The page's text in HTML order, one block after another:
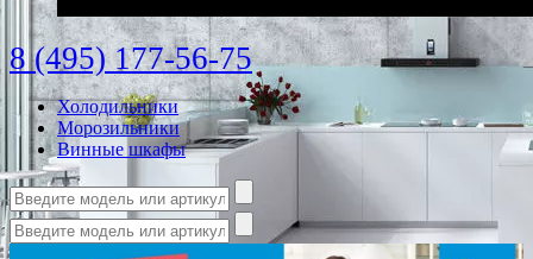
8 (495) 177-56-75
Холодильники
Морозильники
Винные шкафы